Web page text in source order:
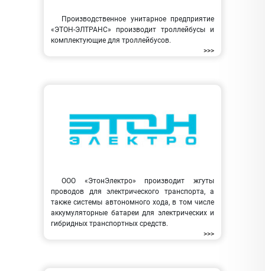
Производственное унитарное предприятие
«ЭТОН-ЭЛТРАНС» производит троллейбусы и
комплектующие для троллейбусов.
>>>
ООО «ЭтонЭлектро» производит жгуты
проводов для электрического транспорта, а
также системы автономного хода, в том числе
аккумуляторные батареи для электрических и
гибридных транспортных средств.
>>>